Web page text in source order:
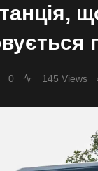
0 145 Views